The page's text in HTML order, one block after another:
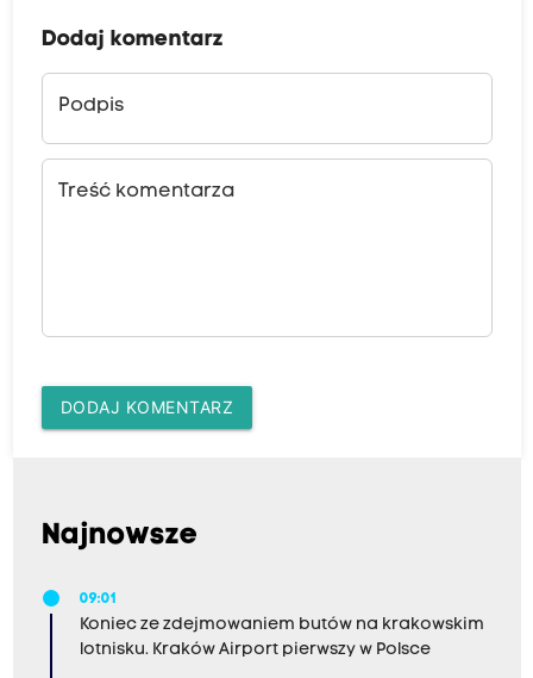
Dodaj komentarz
Podpis
Treść komentarza
DODAJ KOMENTARZ
Najnowsze
09:01
Koniec ze zdejmowaniem butów na krakowskim
lotnisku. Kraków Airport pierwszy w Polsce